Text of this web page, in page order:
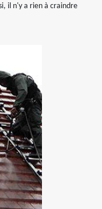
il n'y a rien à craindre